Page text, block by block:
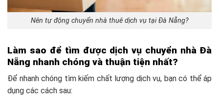
Nên tự động chuyển nhà thuê dịch vụ tại Đà Nẵng?
Làm sao để tìm được dịch vụ chuyển nhà Đà
Nẵng nhanh chóng và thuận tiện nhất?
Để nhanh chóng tìm kiếm chất lượng dịch vụ, bạn có thể áp
dụng các cách sau: